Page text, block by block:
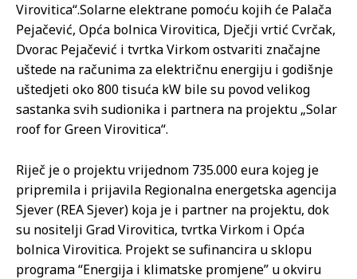
Virovitica“.Solarne elektrane pomoću kojih će Palača
Pejačević, Opća bolnica Virovitica, Dječji vrtić Cvrčak,
Dvorac Pejačević i tvrtka Virkom ostvariti značajne
uštede na računima za električnu energiju i godišnje
uštedjeti oko 800 tisuća kW bile su povod velikog
sastanka svih sudionika i partnera na projektu „Solar
roof for Green Virovitica“.
Riječ je o projektu vrijednom 735.000 eura kojeg je
pripremila i prijavila Regionalna energetska agencija
Sjever (REA Sjever) koja je i partner na projektu, dok
su nositelji Grad Virovitica, tvrtka Virkom i Opća
bolnica Virovitica. Projekt se sufinancira u sklopu
programa “Energija i klimatske promjene” u okviru